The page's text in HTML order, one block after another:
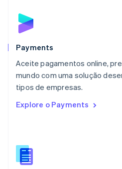
Payments
Aceite pagamentos online,
mundo com uma solução
tipos de empresas.
Explore o Payments
Malta
English
EspañolEnglish
English
Nova Zelândia
English
NederlandsEnglish
Português
RAE de Hong Kong, China